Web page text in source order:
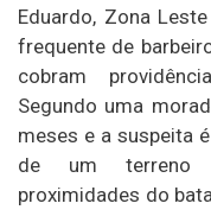
Eduardo, Zona
frequente de
cobram
Segundo uma
meses e a suspeita
de um terreno
proximidades do